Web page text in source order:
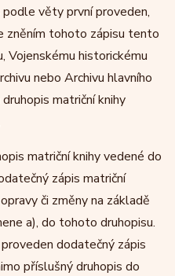
věty první proveden,
zněním tohoto zápisu tento
Vojenskému historickému
nebo Archivu hlavního
matriční knihy
matriční knihy vedené do
zápis matriční
či změny na základě
a), do tohoto druhopisu.
dodatečný zápis
příslušný druhopis do